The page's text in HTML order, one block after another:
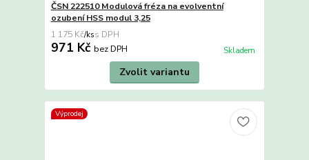
ČSN 222510 Modulová fréza na evolventní
ozubení HSS modul 3,25
1 175 Kč/ks
971 Kč bez DPH Skladem
Zvolit variantu
Výprodej